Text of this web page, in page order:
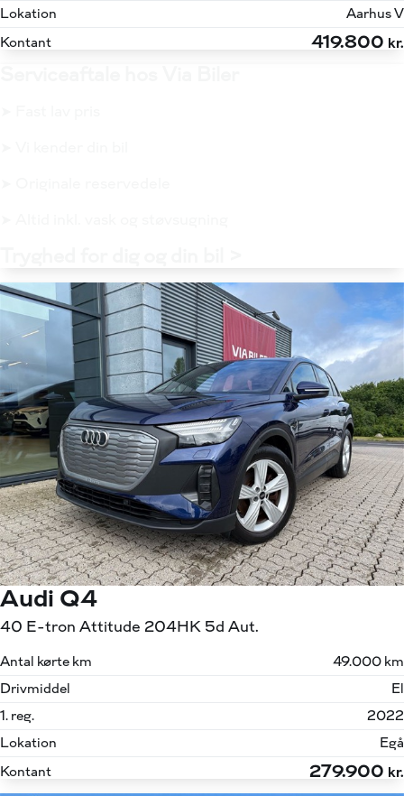
Lokation
Aarhus V
Kontant
419.800 kr.
Audi Q4
40 E-tron Attitude 204HK 5d Aut.
Antal kørte km
49.000 km
Drivmiddel
El
1. reg.
2022
Lokation
Egå
Kontant
279.900 kr.